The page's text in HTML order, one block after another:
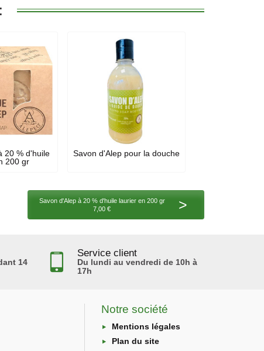
20 % d'huile
200 gr
Savon d'Alep pour la douche
Savon d'Alep à 20 % d'huile laurier en 200 gr
7,00 €
>
14
Service client
Du lundi au vendredi de 10h à
17h
Notre société
Mentions légales
Plan du site